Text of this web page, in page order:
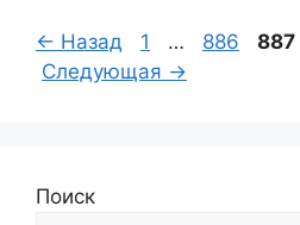
← Назад Страница
1 … Страница
886 887
Следующая →
Поиск